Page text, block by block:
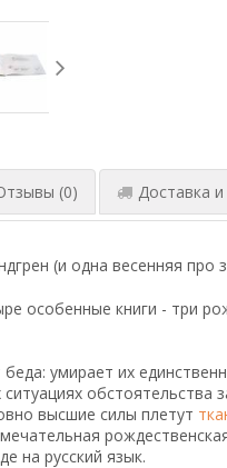
(0) Доставка
(и одна весенняя про
особенные книги - три
умирает их
высшие силы плетут
на русский язык.